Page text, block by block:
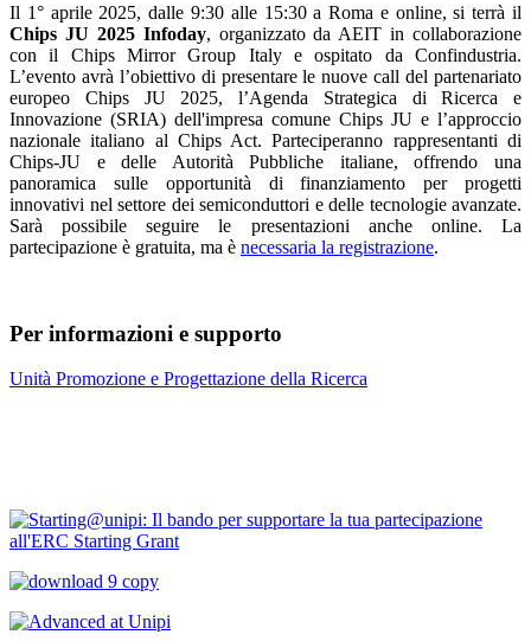
Il 1° aprile 2025, dalle 9:30 alle 15:30 a Roma e online, si terrà il
Chips JU 2025 Infoday, organizzato da AEIT in collaborazione
con il Chips Mirror Group Italy e ospitato da Confindustria.
L’evento avrà l’obiettivo di presentare le nuove call del partenariato
europeo Chips JU 2025, l’Agenda Strategica di Ricerca e
Innovazione (SRIA) dell'impresa comune Chips JU e l’approccio
nazionale italiano al Chips Act. Parteciperanno rappresentanti di
Chips-JU e delle Autorità Pubbliche italiane, offrendo una
panoramica sulle opportunità di finanziamento per progetti
innovativi nel settore dei semiconduttori e delle tecnologie avanzate.
Sarà possibile seguire le presentazioni anche online. La
partecipazione è gratuita, ma è necessaria la registrazione.
Per informazioni e supporto
Unità Promozione e Progettazione della Ricerca